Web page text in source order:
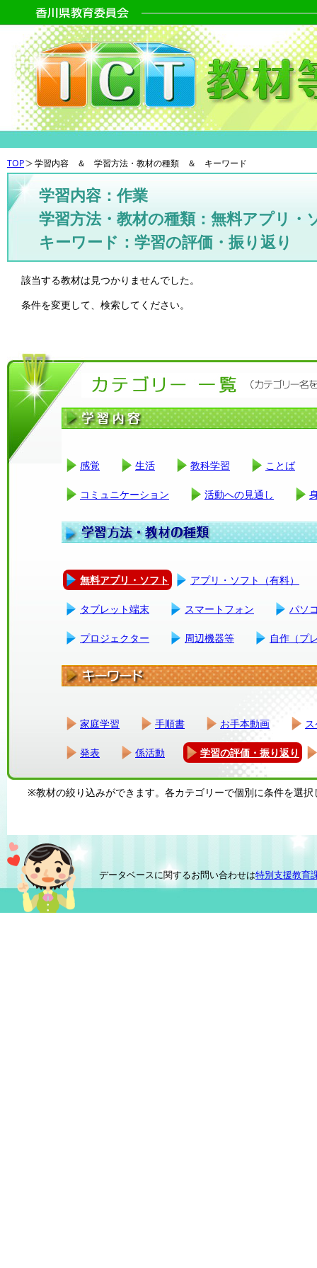
TOP 学習内容 ＆ 学習方法・教材の種類 ＆ キーワード
学習内容：作業
学習方法・教材の種類：無料アプリ・
キーワード：学習の評価・振り返り
該当する教材は見つかりませんでした。
条件を変更して、検索してください。
感覚 生活 教科学習 ことば
コミュニケーション 活動への見通し
無料アプリ・ソフト アプリ・ソフト（有料）
タブレット端末 スマートフォン パソ
プロジェクター 周辺機器等 自作（プ
家庭学習 手順書 お手本動画
発表 係活動 学習の評価・振り返り
※教材の絞り込みができます。各カテゴリーで個別に条件を選択
データベースに関するお問い合わせは特別支援教育